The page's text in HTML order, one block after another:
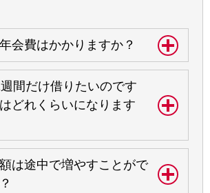
会費はかかりますか？
間だけ借りたいのです
どれくらいになります
は途中で増やすことがで